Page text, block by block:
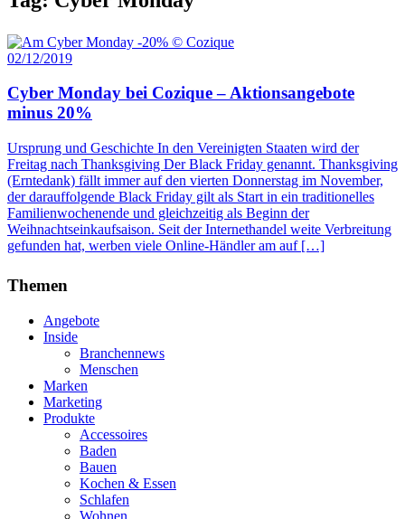
02/12/2019
Cyber Monday bei Cozique – Aktionsangebote
minus 20%
Ursprung und Geschichte In den Vereinigten Staaten wird der
Freitag nach Thanksgiving Der Black Friday genannt. Thanksgiving
(Erntedank) fällt immer auf den vierten Donnerstag im November,
der darauffolgende Black Friday gilt als Start in ein traditionelles
Familienwochenende und gleichzeitig als Beginn der
Weihnachtseinkaufsaison. Seit der Internethandel weite Verbreitung
gefunden hat, werben viele Online-Händler am auf […]
Themen
Angebote
Inside
Branchennews
Menschen
Marken
Marketing
Produkte
Accessoires
Baden
Bauen
Kochen & Essen
Schlafen
Wohnen